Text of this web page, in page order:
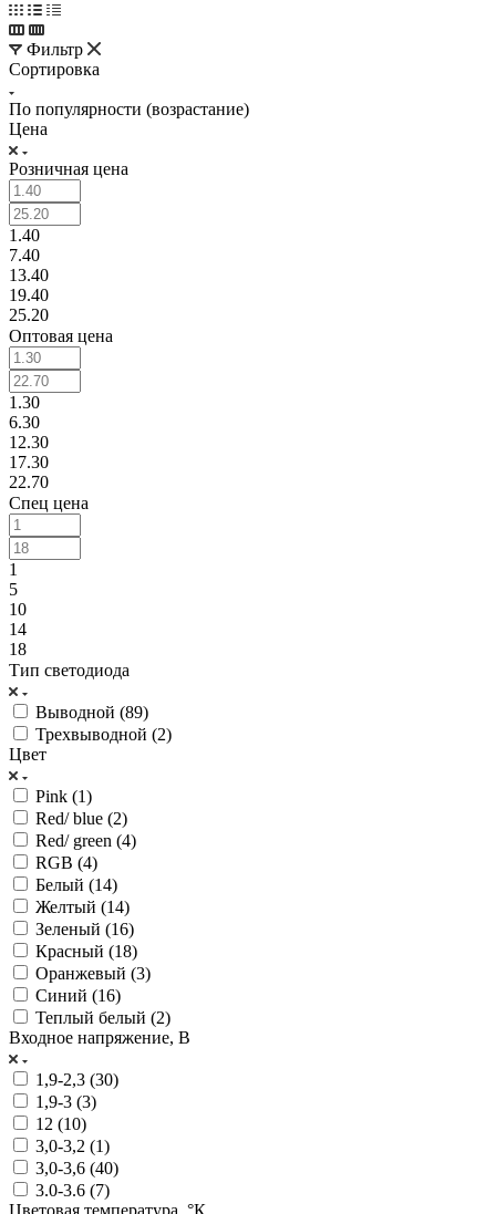
Фильтр
Сортировка
По популярности (возрастание)
Цена
Розничная цена
1.40
7.40
13.40
19.40
25.20
Оптовая цена
1.30
6.30
12.30
17.30
22.70
Спец цена
1
5
10
14
18
Тип светодиода
Выводной (89)
Трехвыводной (2)
Цвет
Pink (1)
Red/ blue (2)
Red/ green (4)
RGB (4)
Белый (14)
Желтый (14)
Зеленый (16)
Красный (18)
Оранжевый (3)
Синий (16)
Теплый белый (2)
Входное напряжение, В
1,9-2,3 (30)
1,9-3 (3)
12 (10)
3,0-3,2 (1)
3,0-3,6 (40)
3.0-3.6 (7)
Цветовая температура, °К